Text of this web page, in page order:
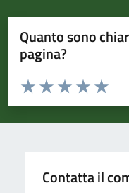
Quanto sono
pagina?
Valuta da 1 a 5 stelle la
Valuta
Valuta 4
Valuta 3 stelle
Valuta 2 stelle su 5
Valuta 1 stelle su 5
Contatta il